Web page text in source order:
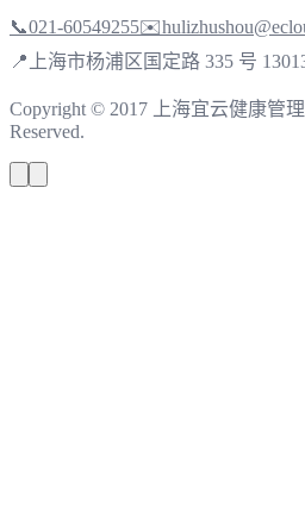
📞021-60549255✉️
📍 上海市杨浦区国定路 335 号
Copyright © 2017 上海宜云健康管
Reserved.